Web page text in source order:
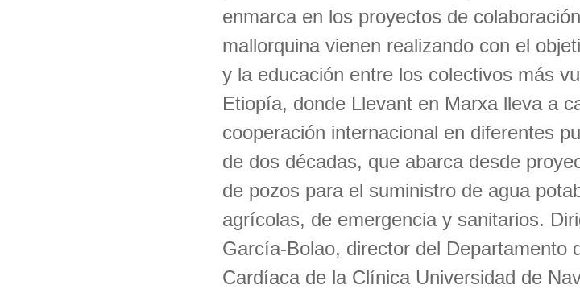
enmarca en los proyectos de
mallorquina vienen realizando con el
y la educación entre los colectivos más
Etiopía, donde Llevant en Marxa lleva a
cooperación internacional en diferentes
de dos décadas, que abarca desde
de pozos para el suministro de agua
agrícolas, de emergencia y sanitarios.
García-Bolao, director del Departamento
Cardíaca de la Clínica Universidad de